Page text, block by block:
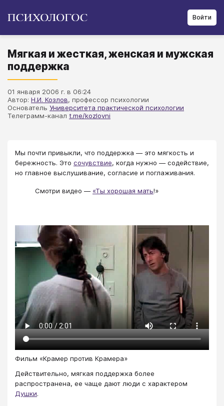
Войти
Мягкая и жесткая, женская и мужская
поддержка
01 января 2006 г. в 06:24
Автор: Н.И. Козлов, профессор психологии
Основатель Университета практической психологии
Телеграмм-канал t.me/kozlovni
Мы почти привыкли, что поддержка — это мягкость и
бережность. Это сочувствие, когда нужно — содействие,
но главное выслушивание, согласие и поглаживания.
Смотри видео — «Ты хорошая мать!»
Фильм «Крамер против Крамера»
Действительно, мягкая поддержка более
распространена, ее чаще дают люди с характером
Душки.